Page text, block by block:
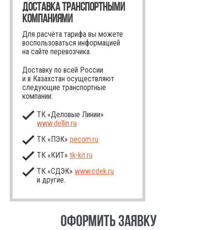
ДОСТАВКА ТРАНСПОРТНЫМИ
КОМПАНИЯМИ
Для расчёта тарифа вы можете
воспользоваться информацией
на сайте перевозчика.
Доставку по всей России
и в Казахстан осуществляют
следующие транспортные
компании:
ТК «Деловые Линии»
www.dellin.ru
ТК «ПЭК» pecom.ru
ТК «КИТ» tk-kit.ru
ТК «СДЭК» www.cdek.ru
и другие.
ОФОРМИТЬ ЗАЯВКУ